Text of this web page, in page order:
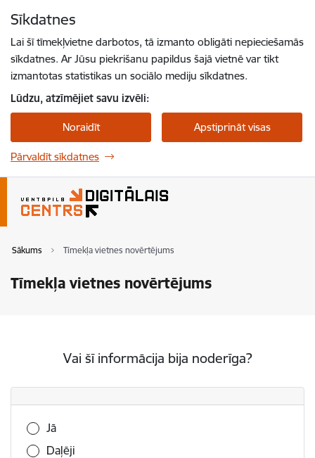
Sīkdatnes
Lai šī tīmekļvietne darbotos, tā izmanto obligāti nepieciešamās
sīkdatnes. Ar Jūsu piekrišanu papildus šajā vietnē var tikt
izmantotas statistikas un sociālo mediju sīkdatnes.
Lūdzu, atzīmējiet savu izvēli:
Noraidīt Apstiprināt visas
Pārvaldīt sīkdatnes
Sākums Tīmekļa vietnes novērtējums
Tīmekļa vietnes novērtējums
Vai šī informācija bija noderīga?
Vai šī informācija bija noderīga?
Jā
Daļēji